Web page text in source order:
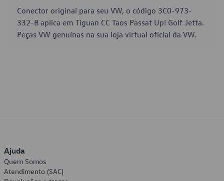
Conector original para seu VW, o código 3C0-973-
332-B aplica em Tiguan CC Taos Passat Up! Golf Jetta.
Peças VW genuínas na sua loja virtual oficial da VW.
Ajuda
Quem Somos
Atendimento (SAC)